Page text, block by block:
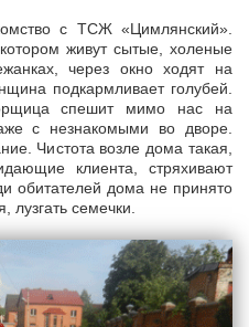
с ТСЖ «Цимлянский».
живут сытые, холеные
через окно ходят на
подкармливает голубей.
спешит мимо нас на
с незнакомыми во дворе.
Чистота возле дома такая,
клиента, стряхивают
обитателей дома не принято
лузгать семечки.